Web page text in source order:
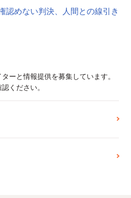
認めない判決、人間との線引き
ーと情報提供を募集しています。
ください。